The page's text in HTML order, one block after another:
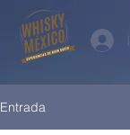
Entrada